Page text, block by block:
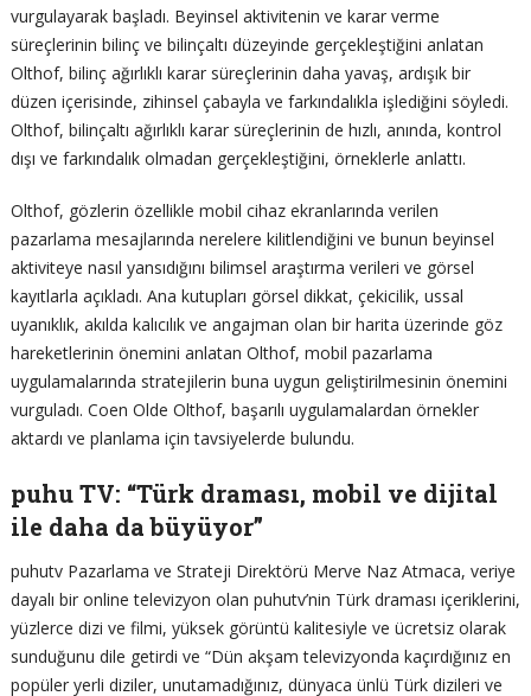
vurgulayarak başladı. Beyinsel aktivitenin ve karar verme
süreçlerinin bilinç ve bilinçaltı düzeyinde gerçekleştiğini anlatan
Olthof, bilinç ağırlıklı karar süreçlerinin daha yavaş, ardışık bir
düzen içerisinde, zihinsel çabayla ve farkındalıkla işlediğini söyledi.
Olthof, bilinçaltı ağırlıklı karar süreçlerinin de hızlı, anında, kontrol
dışı ve farkındalık olmadan gerçekleştiğini, örneklerle anlattı.
Olthof, gözlerin özellikle mobil cihaz ekranlarında verilen
pazarlama mesajlarında nerelere kilitlendiğini ve bunun beyinsel
aktiviteye nasıl yansıdığını bilimsel araştırma verileri ve görsel
kayıtlarla açıkladı. Ana kutupları görsel dikkat, çekicilik, ussal
uyanıklık, akılda kalıcılık ve angajman olan bir harita üzerinde göz
hareketlerinin önemini anlatan Olthof, mobil pazarlama
uygulamalarında stratejilerin buna uygun geliştirilmesinin önemini
vurguladı. Coen Olde Olthof, başarılı uygulamalardan örnekler
aktardı ve planlama için tavsiyelerde bulundu.
puhu TV: “Türk draması, mobil ve dijital
ile daha da büyüyor”
puhutv Pazarlama ve Strateji Direktörü Merve Naz Atmaca, veriye
dayalı bir online televizyon olan puhutv’nin Türk draması içeriklerini,
yüzlerce dizi ve filmi, yüksek görüntü kalitesiyle ve ücretsiz olarak
sunduğunu dile getirdi ve “Dün akşam televizyonda kaçırdığınız en
popüler yerli diziler, unutamadığınız, dünyaca ünlü Türk dizileri ve